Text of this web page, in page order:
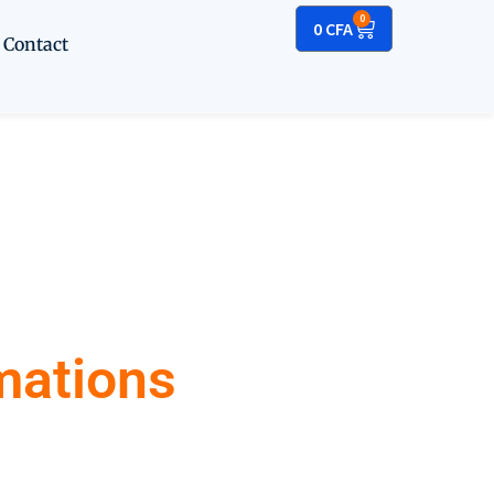
Contact
0 CFA 0